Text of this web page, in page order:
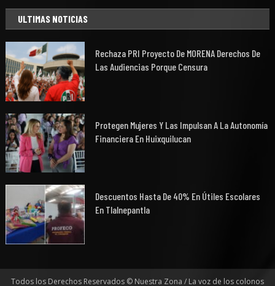
ULTIMAS NOTICIAS
Rechaza PRI Proyecto De MORENA Derechos De
Las Audiencias Porque Censura
Protegen Mujeres Y Las Impulsan A La Autonomía
Financiera En Huixquilucan
Descuentos Hasta De 40% En Útiles Escolares
En Tlalnepantla
Todos los Derechos Reservados © Nuestra Zona / La voz de los colonos